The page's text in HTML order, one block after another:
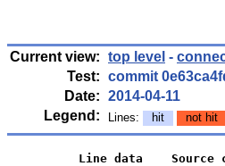
Current view: top level -
Test: commit
Date: 2014-04-11
Legend:
Lines: hit not hit
Line data    Source